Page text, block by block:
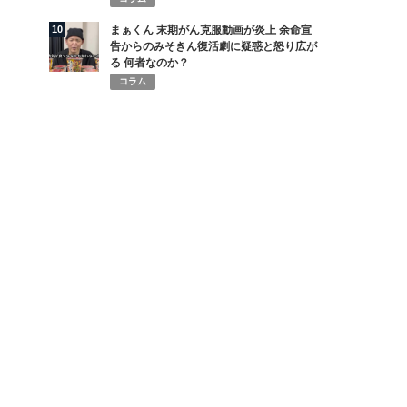
10
まぁくん 末期がん克服動画が炎上 余命宣
告からのみそきん復活劇に疑惑と怒り広が
る 何者なのか？
コラム